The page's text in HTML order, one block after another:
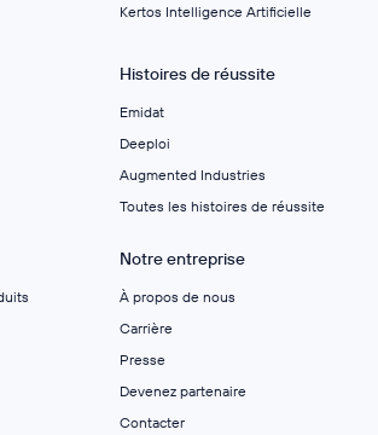
Kertos Intelligence Artificielle
Histoires de réussite
Emidat
Deeploi
Augmented Industries
Toutes les histoires de réussite
Notre entreprise
À propos de nous
Carrière
Presse
Devenez partenaire
Contacter